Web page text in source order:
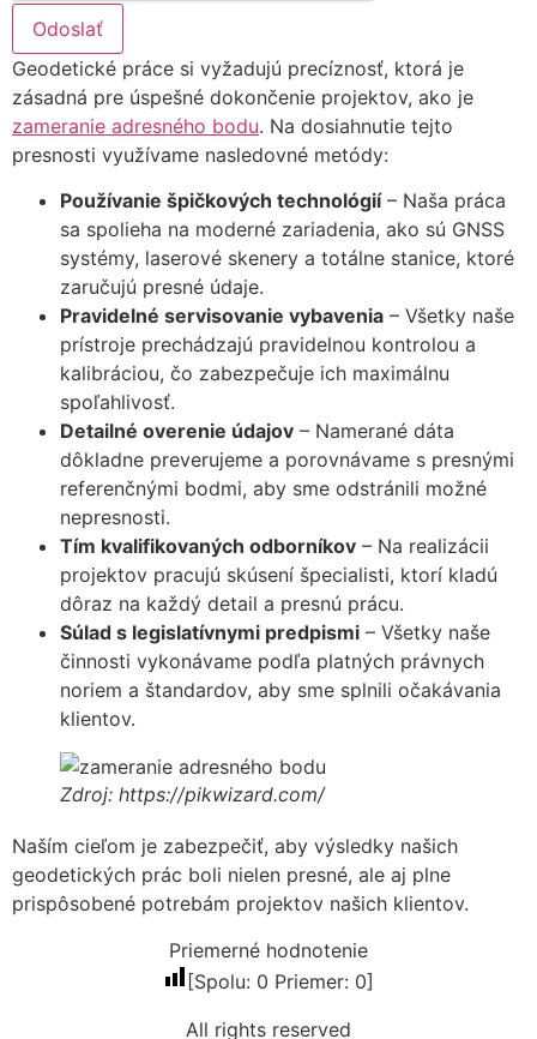
Odoslať
Geodetické práce si vyžadujú precíznosť, ktorá je
zásadná pre úspešné dokončenie projektov, ako je
zameranie adresného bodu. Na dosiahnutie tejto
presnosti využívame nasledovné metódy:
Používanie špičkových technológií– Naša práca
sa spolieha na moderné zariadenia, ako sú GNSS
systémy, laserové skenery a totálne stanice, ktoré
zaručujú presné údaje.
Pravidelné servisovanie vybavenia – Všetky naše
prístroje prechádzajú pravidelnou kontrolou a
kalibráciou, čo zabezpečuje ich maximálnu
spoľahlivosť.
Detailné overenie údajov – Namerané dáta
dôkladne preverujeme a porovnávame s presnými
referenčnými bodmi, aby sme odstránili možné
nepresnosti.
Tím kvalifikovaných odborníkov – Na realizácii
projektov pracujú skúsení špecialisti, ktorí kladú
dôraz na každý detail a presnú prácu.
Súlad s legislatívnymi predpismi – Všetky naše
činnosti vykonávame podľa platných právnych
noriem a štandardov, aby sme splnili očakávania
klientov.
Zdroj: https://pikwizard.com/
Naším cieľom je zabezpečiť, aby výsledky našich
geodetických prác boli nielen presné, ale aj plne
prispôsobené potrebám projektov našich klientov.
Priemerné hodnotenie
[Spolu: 0 Priemer: 0]
All rights reserved